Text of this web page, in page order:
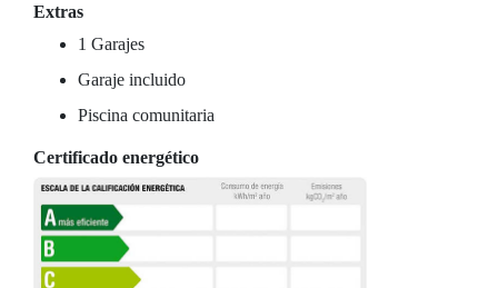
Extras
1 Garajes
Garaje incluido
Piscina comunitaria
Certificado energético